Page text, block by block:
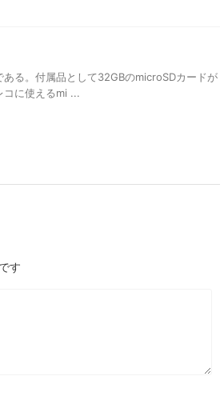
る。付属品として32GBのmicroSDカードが
コに使えるmi ...
す